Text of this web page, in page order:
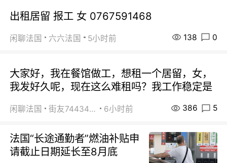
出租居留 报工 女 0767591468
闲聊法国 六六法国 5小时前 138 0
大家好，我在餐馆做工，想租一个居留，女，
我发好久呢，现在这么难租吗？我工作稳定是
闲聊法国 街友74434350 6小时前 386 5
法国“长途通勤者”燃油补贴申
请截止日期延长至8月底